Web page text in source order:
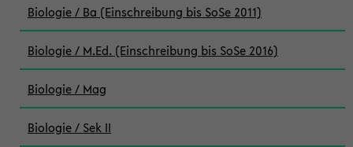
Biologie / Ba (Einschreibung bis SoSe 2011)
Biologie / M.Ed. (Einschreibung bis SoSe 2016)
Biologie / Mag
Biologie / Sek II